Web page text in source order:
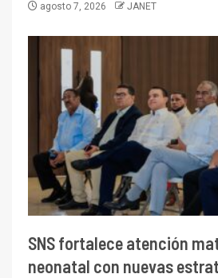
agosto 7, 2026 JANET
SNS fortalece atención
neonatal con nuevas